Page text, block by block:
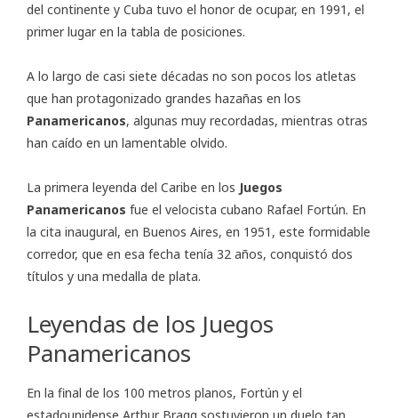
del continente y Cuba tuvo el honor de ocupar, en 1991, el
primer lugar en la tabla de posiciones.
A lo largo de casi siete décadas no son pocos los atletas
que han protagonizado grandes hazañas en los
Panamericanos, algunas muy recordadas, mientras otras
han caído en un lamentable olvido.
La primera leyenda del Caribe en los Juegos
Panamericanos fue el velocista cubano Rafael Fortún. En
la cita inaugural, en Buenos Aires, en 1951, este formidable
corredor, que en esa fecha tenía 32 años, conquistó dos
títulos y una medalla de plata.
Leyendas de los Juegos
Panamericanos
En la final de los 100 metros planos, Fortún y el